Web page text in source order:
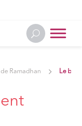
de Ramadhan Le